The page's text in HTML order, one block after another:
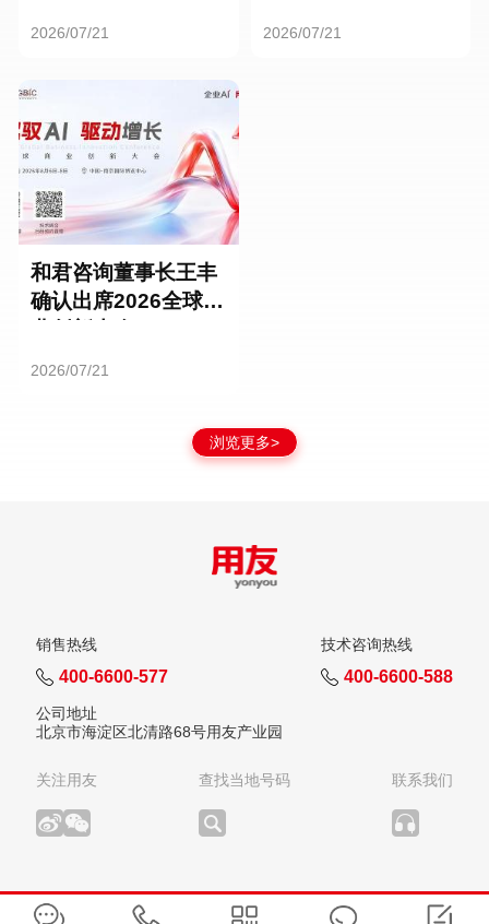
2026/07/21 2026/07/21
和君咨询董事长王丰
确认出席2026全球商
2026/07/21
浏览更多>
销售热线
400-6600-577
技术咨询热线
400-6600-588
公司地址
北京市海淀区北清路68号用友产业园
关注用友 查找当地号码 联系我们
版权所有：用友网络科技股份有限公司